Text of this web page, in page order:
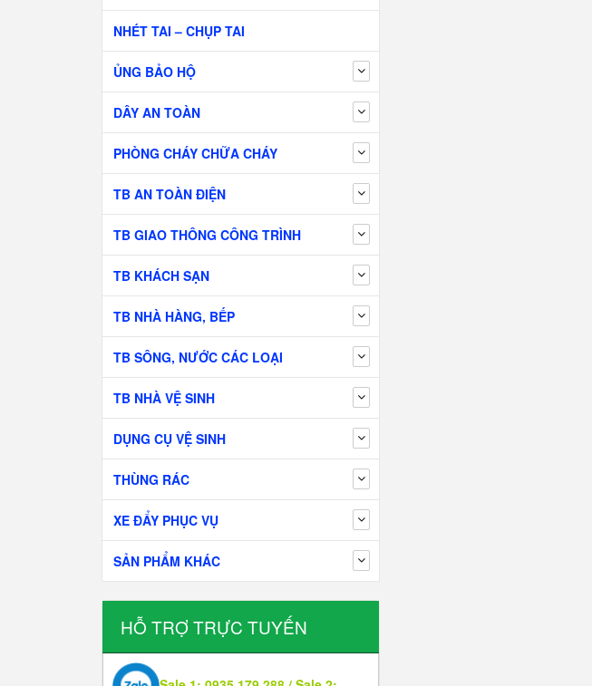
NHÉT TAI – CHỤP TAI
ỦNG BẢO HỘ
DÂY AN TOÀN
PHÒNG CHÁY CHỮA CHÁY
TB AN TOÀN ĐIỆN
TB GIAO THÔNG CÔNG TRÌNH
TB KHÁCH SẠN
TB NHÀ HÀNG, BẾP
TB SÔNG, NƯỚC CÁC LOẠI
TB NHÀ VỆ SINH
DỤNG CỤ VỆ SINH
THÙNG RÁC
XE ĐẨY PHỤC VỤ
SẢN PHẨM KHÁC
HỖ TRỢ TRỰC TUYẾN